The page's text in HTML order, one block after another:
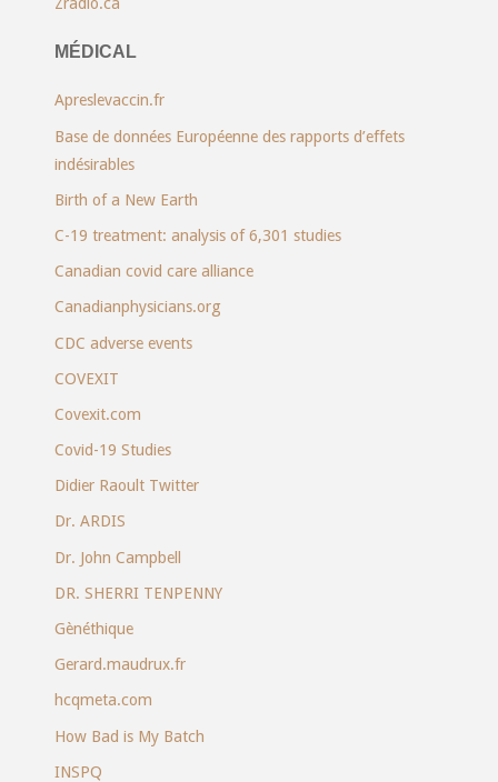
MÉDICAL
Apreslevaccin.fr
Base de données Européenne des rapports d’effets
indésirables
Birth of a New Earth
C-19 treatment: analysis of 6,301 studies
Canadian covid care alliance
Canadianphysicians.org
CDC adverse events
COVEXIT
Covexit.com
Covid-19 Studies
Didier Raoult Twitter
Dr. ARDIS
Dr. John Campbell
DR. SHERRI TENPENNY
Gènéthique
Gerard.maudrux.fr
hcqmeta.com
How Bad is My Batch
INSPQ